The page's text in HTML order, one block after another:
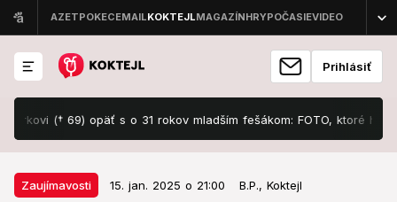
Prihlásiť
(† 69) opäť s o 31 rokov mladším fešákom: FOTO, ktoré hovorí za
Zaujímavosti 15. jan. 2025 o 21:00 B.P., Koktejl
Zaujímavosti 15. jan. 2025 o 21:00